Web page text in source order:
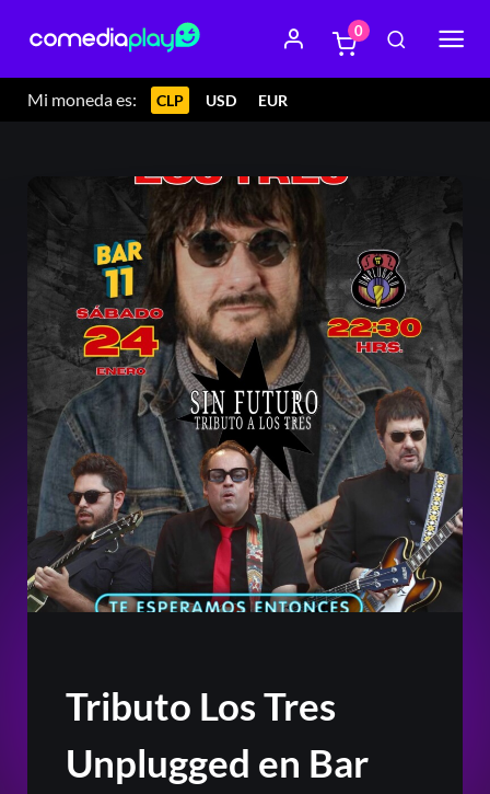
Mi moneda es: CLP USD EUR
0
Tributo Los Tres
Unplugged en Bar